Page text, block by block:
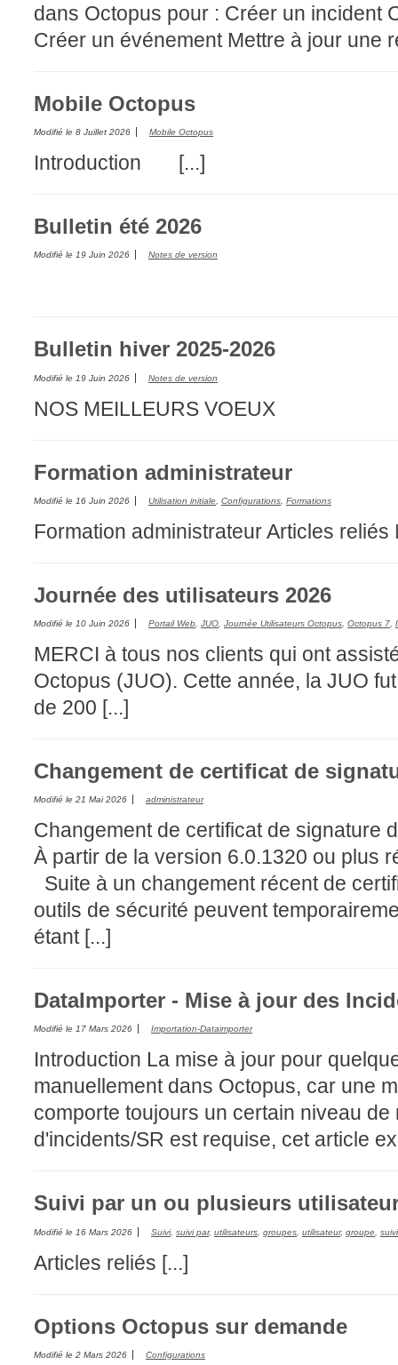
Importation-
Incident
Portail Web
Relations
requêtes
Résolution
rôles
SR
suivi par
suivi principal
Tâches
TLS Sécurité
Utilisation
Webinaires
dans Octopus pour : Créer un incident
Créer un événement Mettre à jour une
Mobile Octopus
Modifié le 8 Juillet 2026 Mobile Octopus
Introduction [...]
Bulletin été 2026
Modifié le 19 Juin 2026 Notes de version
Bulletin hiver 2025-2026
Modifié le 19 Juin 2026 Notes de version
NOS MEILLEURS VOEUX
Formation administrateur
Modifié le 16 Juin 2026 Utilisation initiale Configurations Formations
Formation administrateur Articles reliés
Journée des utilisateurs 2026
Modifié le 10 Juin 2026 Portail Web JUO Journée Utilisateurs Octopus Octopus 7
MERCI à tous nos clients qui ont
Octopus (JUO). Cette année, la JUO
de 200 [...]
Changement de certificat de
Modifié le 21 Mai 2026 administrateur
Changement de certificat de signature
À partir de la version 6.0.1320 ou plus
Suite à un changement récent de
outils de sécurité peuvent
étant [...]
DataImporter - Mise à jour des
Modifié le 17 Mars 2026 Importation-Dataimporter
Introduction La mise à jour pour
manuellement dans Octopus, car une
comporte toujours un certain niveau
d'incidents/SR est requise, cet article
Suivi par un ou plusieurs
Modifié le 16 Mars 2026 Suivi, suivi par, utilisateurs groupes utilisateur, groupe
Articles reliés [...]
Options Octopus sur demande
Modifié le 2 Mars 2026 Configurations